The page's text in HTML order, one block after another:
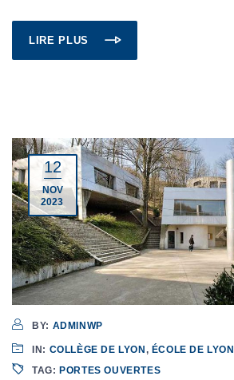
LIRE PLUS
12
NOV
2023
BY: ADMINWP
IN: COLLÈGE DE LYON, ÉCOLE DE LYON
TAG:PORTES OUVERTES